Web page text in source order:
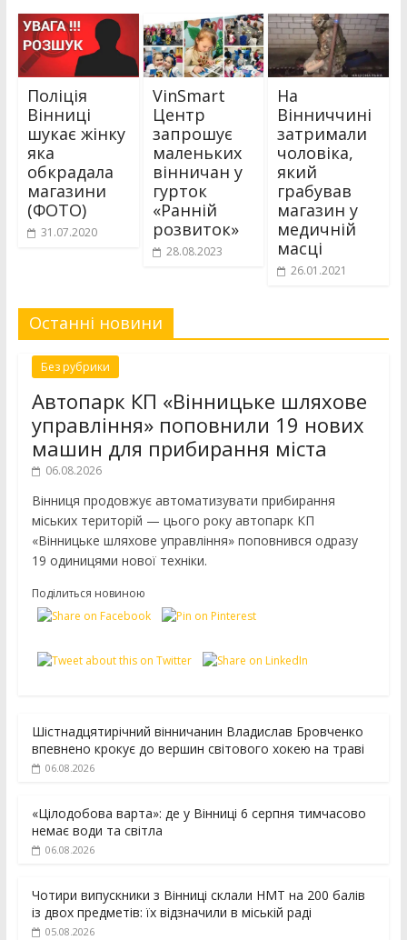
Поліція
Вінниці
шукає жінку
яка
обкрадала
магазини
(ФОТО)
31.07.2020
VinSmart
Центр
запрошує
маленьких
вінничан у
гурток
«Ранній
розвиток»
28.08.2023
На
Вінниччині
затримали
чоловіка,
який
грабував
магазин у
медичній
масці
26.01.2021
Останні новини
Без рубрики
Автопарк КП «Вінницьке шляхове
управління» поповнили 19 нових
машин для прибирання міста
06.08.2026
Вінниця продовжує автоматизувати прибирання
міських територій — цього року автопарк КП
«Вінницьке шляхове управління» поповнився одразу
19 одиницями нової техніки.
Поділиться новиною
Шістнадцятирічний вінничанин Владислав Бровченко
впевнено крокує до вершин світового хокею на траві
06.08.2026
«Цілодобова варта»: де у Вінниці 6 серпня тимчасово
немає води та світла
06.08.2026
Чотири випускники з Вінниці склали НМТ на 200 балів
із двох предметів: їх відзначили в міській раді
05.08.2026